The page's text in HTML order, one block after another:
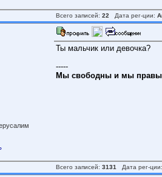
Всего записей: 22 Дата рег-ции:
Ты мальчик или девочка?
-----
Мы свободны и мы
Всего записей: 3131 Дата рег-ции: